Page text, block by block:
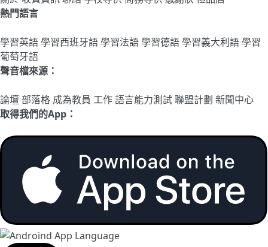
熱門語言
學習英語學習西班牙語學習法語學習德語學習義大利語學習
葡萄牙語
聲音檔來源：
論壇部落格 成為教員 工作語言能力測試聯盟計劃 新聞中心
取得我們的App：